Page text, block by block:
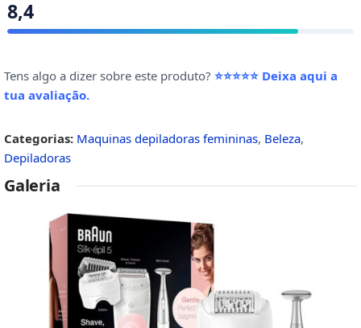
8,4
Tens algo a dizer sobre este produto? ⭐⭐⭐⭐⭐ Deixa aqui a
tua avaliação.
Categorias: Maquinas depiladoras femininas, Beleza,
Depiladoras
Galeria